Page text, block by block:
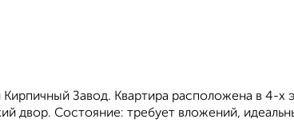
Завод. Квартира расположена в 4-х
двор. Состояние: требует вложений,